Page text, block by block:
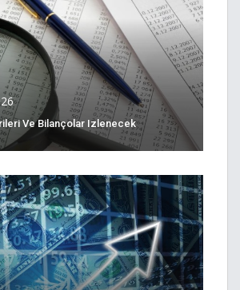
Ve Bilançolar Izlenecek